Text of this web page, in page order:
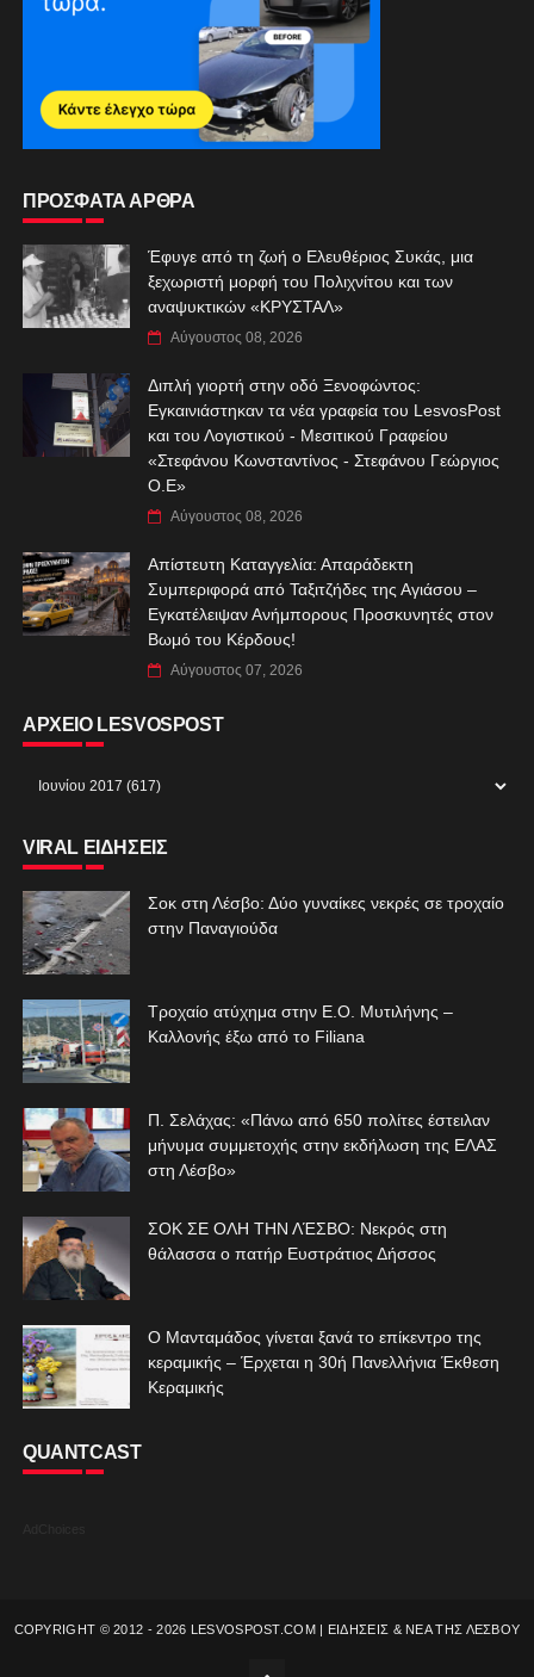
ΠΡΟΣΦΑΤΑ ΑΡΘΡΑ
Έφυγε από τη ζωή ο Ελευθέριος Συκάς, μια
ξεχωριστή μορφή του Πολιχνίτου και των
αναψυκτικών «ΚΡΥΣΤΑΛ»
Αύγουστος 08, 2026
Διπλή γιορτή στην οδό Ξενοφώντος:
Εγκαινιάστηκαν τα νέα γραφεία του LesvosPost
και του Λογιστικού - Μεσιτικού Γραφείου
«Στεφάνου Κωνσταντίνος - Στεφάνου Γεώργιος
Ο.Ε»
Αύγουστος 08, 2026
Απίστευτη Καταγγελία: Απαράδεκτη
Συμπεριφορά από Ταξιτζήδες της Αγιάσου –
Εγκατέλειψαν Ανήμπορους Προσκυνητές στον
Βωμό του Κέρδους!
Αύγουστος 07, 2026
ΑΡΧΕΙΟ LESVOSPOST
VIRAL ΕΙΔΗΣΕΙΣ
Σοκ στη Λέσβο: Δύο γυναίκες νεκρές σε τροχαίο
στην Παναγιούδα
Τροχαίο ατύχημα στην Ε.Ο. Μυτιλήνης –
Καλλονής έξω από το Filiana
Π. Σελάχας: «Πάνω από 650 πολίτες έστειλαν
μήνυμα συμμετοχής στην εκδήλωση της ΕΛΑΣ
στη Λέσβο»
ΣΟΚ ΣΕ ΟΛΗ ΤΗΝ ΛΈΣΒΟ: Νεκρός στη
θάλασσα ο πατήρ Ευστράτιος Δήσσος
Ο Μανταμάδος γίνεται ξανά το επίκεντρο της
κεραμικής – Έρχεται η 30ή Πανελλήνια Έκθεση
Κεραμικής
QUANTCAST
COPYRIGHT © 2012 -2026 LESVOSPOST.COM | ΕΙΔΗΣΕΙΣ & ΝΕΑ ΤΗΣ ΛΕΣΒΟΥ